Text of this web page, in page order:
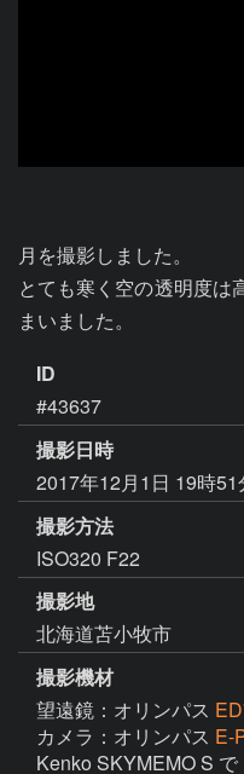
月を撮影しました。
とても寒く空の透明度は
まいました。
ID
#43637
撮影日時
2017年12月1日 19時51
撮影方法
ISO320 F22
撮影地
北海道苫小牧市
撮影機材
望遠鏡：オリンパス
カメラ：オリンパス E-
Kenko SKYMEMO S